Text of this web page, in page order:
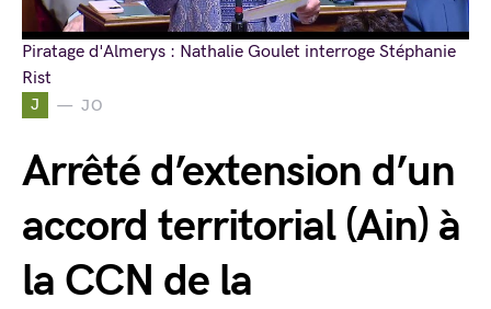
J JO
Arrêté d’extension d’un
accord territorial (Ain) à
la CCN de la
Piratage d'Almerys : Nathalie Goulet interroge Stéphanie
Rist